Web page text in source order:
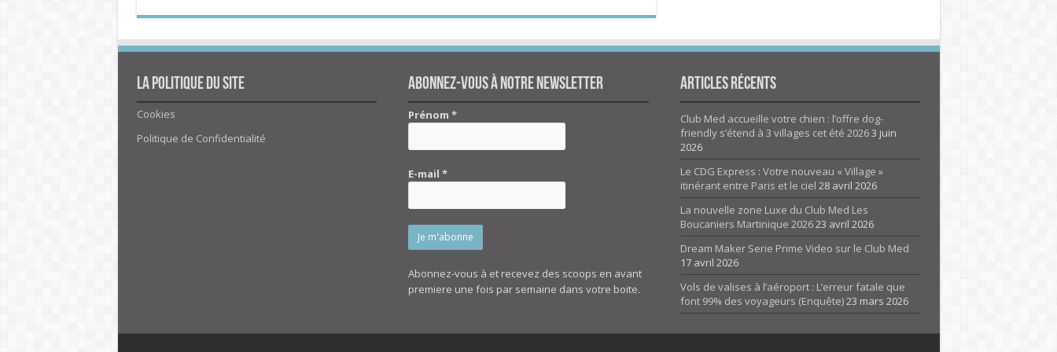
La politique du site
Cookies
Politique de Confidentialité
Abonnez-vous à notre newsletter
Prénom*
E-mail*
Abonnez-vous à et recevez des scoops en avant
premiere une fois par semaine dans votre boite.
Articles Récents
Club Med accueille votre chien : l’offre dog-
friendly s’étend à 3 villages cet été 20263 juin
2026
Le CDG Express : Votre nouveau « Village »
itinérant entre Paris et le ciel 28 avril 2026
La nouvelle zone Luxe du Club Med Les
Boucaniers Martinique 202623 avril 2026
Dream Maker Serie Prime Video sur le Club Med
17 avril 2026
Vols de valises à l’aéroport : L’erreur fatale que
font 99% des voyageurs (Enquête)23 mars 2026